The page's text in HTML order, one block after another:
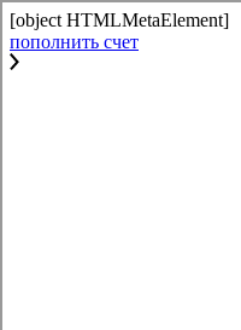
[object HTMLMetaElement]
пополнить счет